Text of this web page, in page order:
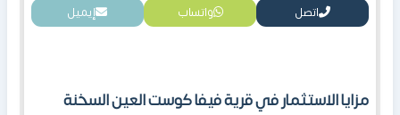
اتصل واتساب إيميل
مزايا الاستثمار في قرية فيفا كوست العين السخنة